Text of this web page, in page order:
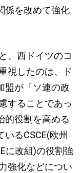
係を改めて強化
、西ドイツのコ
視したのは、ド
盟が「ソ連の政
することであっ
的役割を高める
るCSCE(欧州
に改組)の役割強
強化などについ